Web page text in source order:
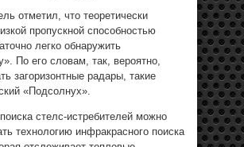
отметил, что теоретически
пропускной способностью
легко обнаружить
По его словам, так, вероятно,
загоризонтные радары, такие
«Подсолнух».
стелс-истребителей можно
технологию инфракрасного поиска